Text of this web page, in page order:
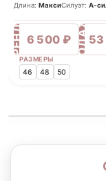
Длина: МаксиСилуэт: А-
АРЕНДА 6 500 ₽ ПРОДАЖА
РАЗМЕРЫ
46 48 50